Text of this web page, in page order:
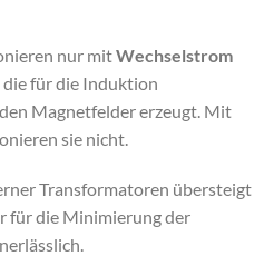
nur mitWechselstrom
für die Induktion
Magnetfelder erzeugt. Mit
sie nicht.
Transformatoren übersteigt
für die Minimierung der